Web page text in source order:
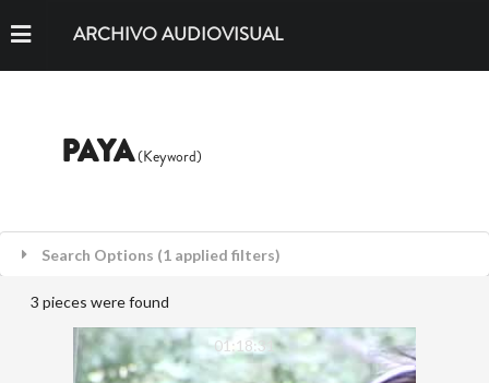
ARCHIVO AUDIOVISUAL
PAYA(Keyword)
Search Options (1 applied filters)
3 pieces were found
01:18:31